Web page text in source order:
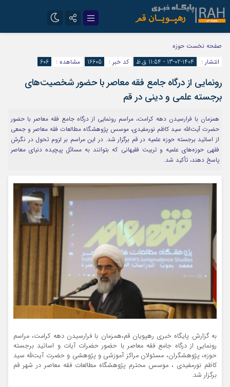
تلگرام
ایتا
صفحه نخست حوزه
انتشار :
1404-02-13 - 11:54 ق.ظ کد خبر : 16605 مشاهده : 606
رونمایی از درگاه جامع فقه معاصر با حضور شخصیت‌های
برجسته علمی و دینی در قم
همزمان با فرارسیدن دهه کرامت، مراسم رونمایی از درگاه جامع فقه معاصر با حضور
حضرت آیت‌الله سید کاظم نورمفیدی، موسس پژوهشگاه مطالعات فقه معاصر و جمعی
از اساتید برجسته حوزه علمیه در قم برگزار شد. در این مراسم بر لزوم تحول در نگرش
فقهی حوزه‌های علمیه و تربیت فقیهانی که بتوانند به مسائل پیچیده دنیای معاصر
پاسخ دهند، تأکید شد.
به گزارش پایگاه خبری رهپویان قم،همزمان با فرارسیدن دهه کرامت، مراسم
رونمایی از درگاه جامع فقه معاصر با حضور حضرات آیات و اساتید برجسته
حوزه، پژوهشگران، مسئولان مراکز آموزشی و پژوهشی و حضرت آیت‌ﷲ سید
کاظم نورمفیدی ، موسس محترم پژوهشگاه مطالعات فقه معاصر در شهر قم
برگزار شد.